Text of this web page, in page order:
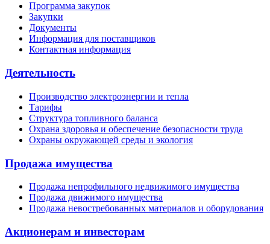
Программа закупок
Закупки
Документы
Информация для поставщиков
Контактная информация
Деятельность
Производство электроэнергии и тепла
Тарифы
Структура топливного баланса
Охрана здоровья и обеспечение безопасности труда
Охраны окружающей среды и экология
Продажа имущества
Продажа непрофильного недвижимого имущества
Продажа движимого имущества
Продажа невостребованных материалов и оборудования
Акционерам и инвесторам